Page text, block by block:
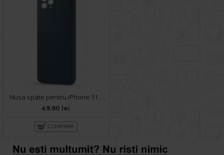
Husa spate pentru iPhone 11 Pro - Silicon Line Navy
49.90 lei
CUMPARA